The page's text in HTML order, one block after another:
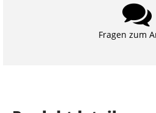
Fragen zum